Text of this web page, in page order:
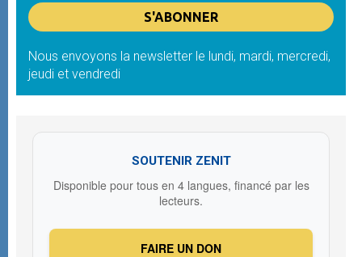
Nous envoyons la newsletter le lundi, mardi, mercredi,
jeudi et vendredi
SOUTENIR ZENIT
Disponible pour tous en 4 langues, financé par les
lecteurs.
FAIRE UN DON